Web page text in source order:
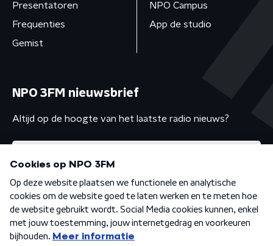
Presentatoren
Frequenties
Gemist
NPO Campus
App de studio
NPO 3FM nieuwsbrief
Altijd op de hoogte van het laatste radio nieuws?
Algemene voorwaarden Privacybeleid